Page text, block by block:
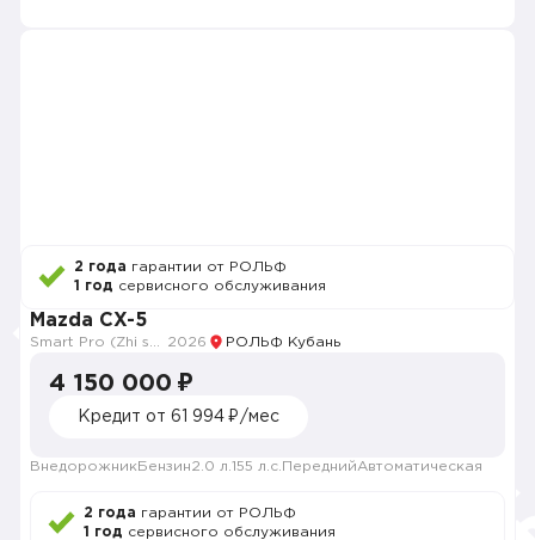
2 года гарантии от РОЛЬФ
1 год сервисного обслуживания
Mazda CX-5
2026 РОЛЬФ Кубань
4 150 000 ₽
Кредит от 61 994 ₽/мес
Внедорожник Бензин2.0 л. 155 л.с. ПереднийАвтоматическая
2 года гарантии от РОЛЬФ
1 год сервисного обслуживания